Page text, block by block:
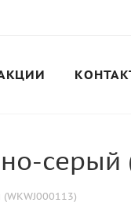
серый